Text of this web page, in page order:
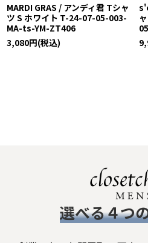
MARDI GRAS / アンディ君 Tシャ
ツ S ホワイト T-24-07-05-003-
MA-ts-YM-ZT406
3,080円(税込)
選べる４つ